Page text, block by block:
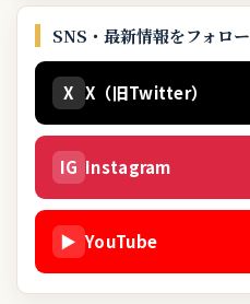
SNS・最新情報をフォロー
X X（旧Twitter）
IG Instagram
▶ YouTube